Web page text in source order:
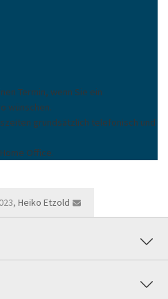
Termin, wenn Sie ein
wünschen.
grundsätzlich telefonisch und
Office.
Heiko Etzold